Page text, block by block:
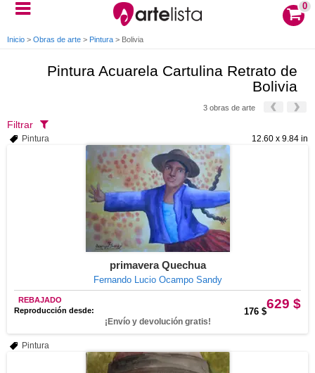
0
Inicio > Obras de arte > Pintura > Bolivia
Pintura Acuarela Cartulina Retrato de
Bolivia
3 obras de arte
Filtrar
12.60 x 9.84 in
Pintura
primavera Quechua
Fernando Lucio Ocampo Sandy
629 $
REBAJADO
Reproducción desde:
176 $
¡Envío y devolución gratis!
Pintura